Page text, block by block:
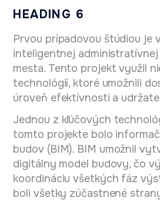
HEADING 6
Prvou prípadovou štúdiou je
inteligentnej
mesta. Tento projekt využil
technológií, ktoré umožnili
úroveň efektívnosti a
Jednou z kľúčových
tomto projekte bolo
budov (BIM). BIM umožnil
digitálny model budovy, čo
koordináciu všetkých fáz
boli všetky zúčastnené